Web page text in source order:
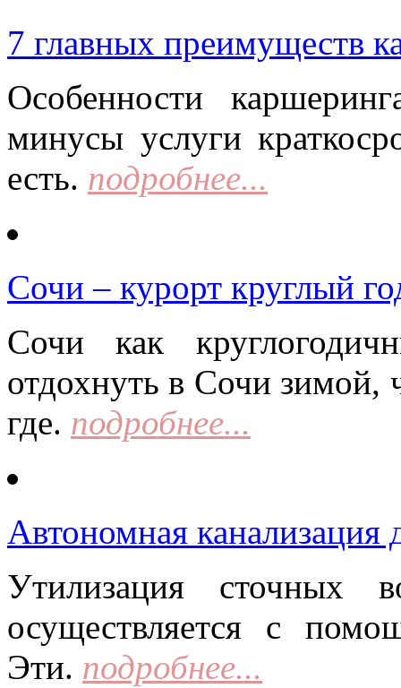
7 главных преимуществ
Особенности
минусы услуги
есть. подробнее...
Сочи – курорт круглый
Сочи как
отдохнуть в Сочи зимой,
где. подробнее...
Автономная канализация
Утилизация сточных
осуществляется с
Эти. подробнее...